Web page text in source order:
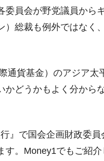
や、若者に起業させよう」
ル。外平債の発行「19.4億
だ。
い「50.5％」に上昇
た ⇒ 国家が行った恐るべき
委員会が野党議員から
総裁も例外ではなく
通貨基金）のアジア
かどうかもよく分から
』で国会企画財政委員
す。Money1でもご紹